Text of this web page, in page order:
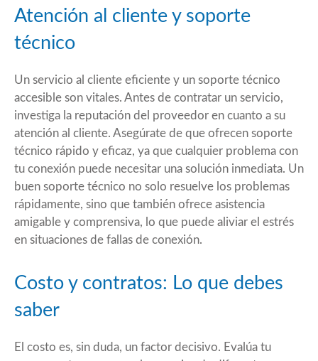
Atención al cliente y soporte
técnico
Un servicio al cliente eficiente y un soporte técnico
accesible son vitales. Antes de contratar un servicio,
investiga la reputación del proveedor en cuanto a su
atención al cliente. Asegúrate de que ofrecen soporte
técnico rápido y eficaz, ya que cualquier problema con
tu conexión puede necesitar una solución inmediata. Un
buen soporte técnico no solo resuelve los problemas
rápidamente, sino que también ofrece asistencia
amigable y comprensiva, lo que puede aliviar el estrés
en situaciones de fallas de conexión.
Costo y contratos: Lo que debes
saber
El costo es, sin duda, un factor decisivo. Evalúa tu